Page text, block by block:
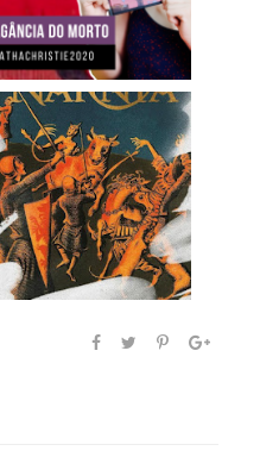
A Última Batalha (As
Crônicas de Ná...